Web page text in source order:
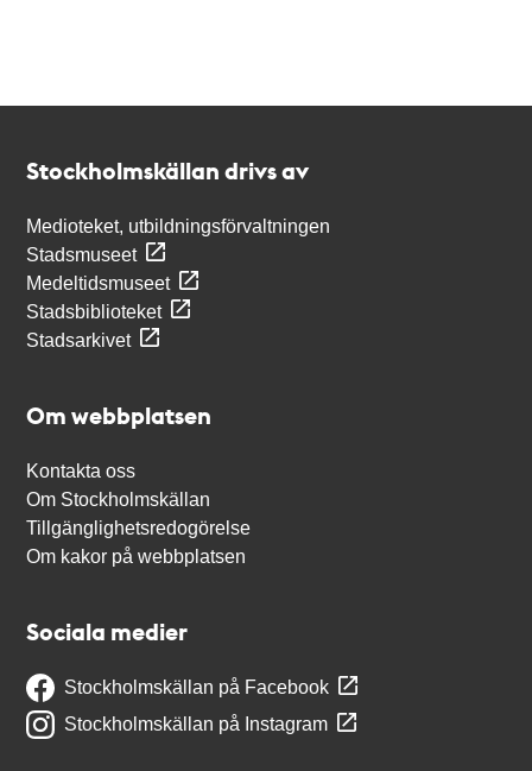
Stockholmskällan drivs av
Medioteket, utbildningsförvaltningen
Stadsmuseet
Medeltidsmuseet
Stadsbiblioteket
Stadsarkivet
Om webbplatsen
Kontakta oss
Om Stockholmskällan
Tillgänglighetsredogörelse
Om kakor på webbplatsen
Sociala medier
Stockholmskällan på Facebook
Stockholmskällan på Instagram